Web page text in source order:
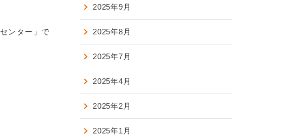
ンター」で
2025年9月
2025年8月
2025年7月
2025年4月
2025年2月
2025年1月